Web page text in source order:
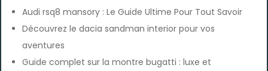
Audi rsq8 mansory : Le Guide Ultime Pour Tout Savoir
Découvrez le dacia sandman interior pour vos
aventures
Guide complet sur la montre bugatti : luxe et